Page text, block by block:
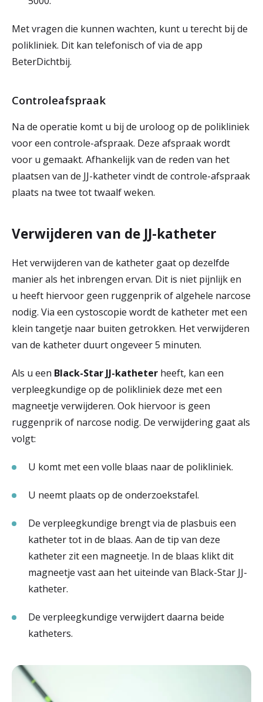
Met vragen die kunnen wachten, kunt u terecht bij de
polikliniek. Dit kan telefonisch of via de app
BeterDichtbij.
Controleafspraak
Na de operatie komt u bij de uroloog op de polikliniek
voor een controle-afspraak. Deze afspraak wordt
voor u gemaakt. Afhankelijk van de reden van het
plaatsen van de JJ-katheter vindt de controle-afspraak
plaats na twee tot twaalf weken.
Verwijderen van de JJ-katheter
Het verwijderen van de katheter gaat op dezelfde
manier als het inbrengen ervan. Dit is niet pijnlijk en
u heeft hiervoor geen ruggenprik of algehele narcose
nodig. Via een cystoscopie wordt de katheter met een
klein tangetje naar buiten getrokken. Het verwijderen
van de katheter duurt ongeveer 5 minuten.
Als u een Black-Star JJ-katheter heeft, kan een
verpleegkundige op de polikliniek deze met een
magneetje verwijderen. Ook hiervoor is geen
ruggenprik of narcose nodig. De verwijdering gaat als
volgt:
U komt met een volle blaas naar de polikliniek.
U neemt plaats op de onderzoekstafel.
De verpleegkundige brengt via de plasbuis een
katheter tot in de blaas. Aan de tip van deze
katheter zit een magneetje. In de blaas klikt dit
magneetje vast aan het uiteinde van Black-Star JJ-
katheter.
De verpleegkundige verwijdert daarna beide
katheters.